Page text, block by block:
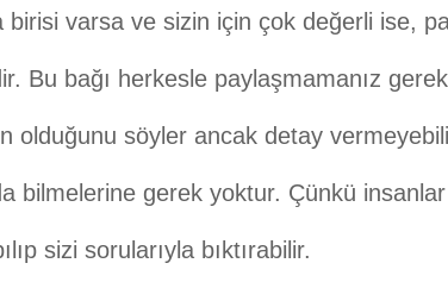
birisi varsa ve sizin için çok değerli ise,
Bu bağı herkesle paylaşmamanız
olduğunu söyler ancak detay
bilmelerine gerek yoktur. Çünkü
sizi sorularıyla bıktırabilir.